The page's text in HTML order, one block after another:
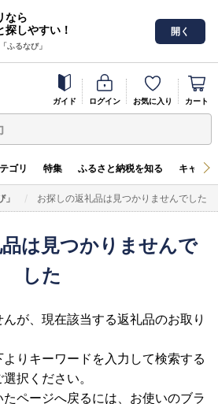
なら
しやすい！
ふるなび」
開く
ガイド ログイン お気に入り カート
ゴリ 特集 ふるさと納税を知る キャン
お探しの返礼品は見つかりませんでした
は見つかりませんで
した
が、現在該当する返礼品のお取り
りキーワードを入力して検索する
択ください。
ページへ戻るには、お使いのブラ